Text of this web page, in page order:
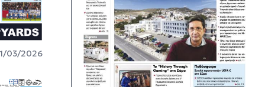
03/2026